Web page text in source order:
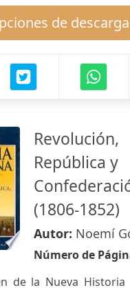
de descarga
Revolución,
República y
(1806-1852)
Autor: Noemí
Número de
de la Nueva Historia